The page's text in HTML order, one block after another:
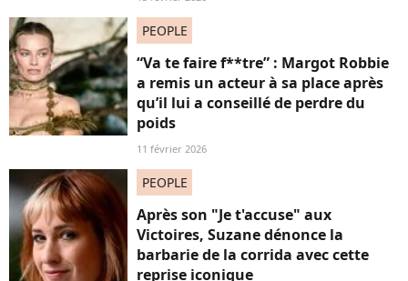
PEOPLE
“Va te faire f**tre” : Margot Robbie
a remis un acteur à sa place après
qu’il lui a conseillé de perdre du
poids
11 février 2026
PEOPLE
Après son "Je t'accuse" aux
Victoires, Suzane dénonce la
barbarie de la corrida avec cette
reprise iconique